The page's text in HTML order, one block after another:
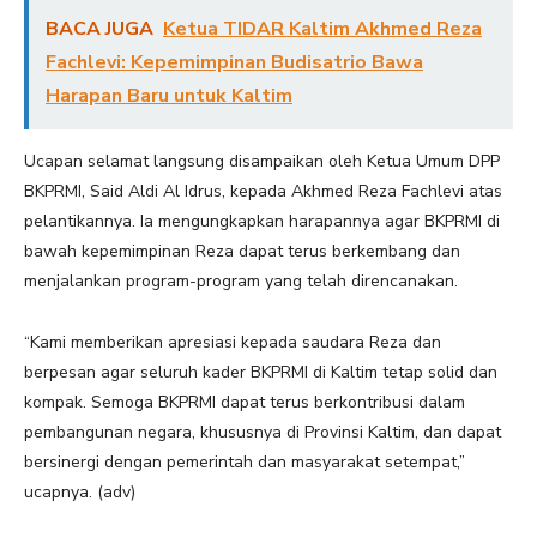
BACA JUGA Ketua TIDAR Kaltim Akhmed Reza
Fachlevi: Kepemimpinan Budisatrio Bawa
Harapan Baru untuk Kaltim
Ucapan selamat langsung disampaikan oleh Ketua Umum DPP
BKPRMI, Said Aldi Al Idrus, kepada Akhmed Reza Fachlevi atas
pelantikannya. Ia mengungkapkan harapannya agar BKPRMI di
bawah kepemimpinan Reza dapat terus berkembang dan
menjalankan program-program yang telah direncanakan.
“Kami memberikan apresiasi kepada saudara Reza dan
berpesan agar seluruh kader BKPRMI di Kaltim tetap solid dan
kompak. Semoga BKPRMI dapat terus berkontribusi dalam
pembangunan negara, khususnya di Provinsi Kaltim, dan dapat
bersinergi dengan pemerintah dan masyarakat setempat,”
ucapnya. (adv)